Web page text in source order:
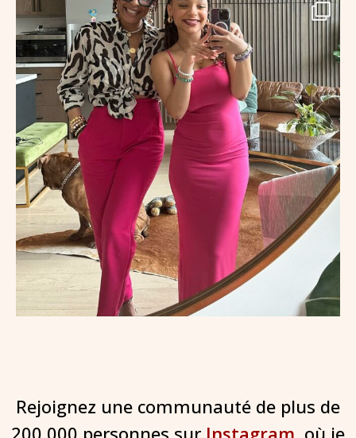
Rejoignez une communauté de plus de
200 000 personnes sur Instagram , où je